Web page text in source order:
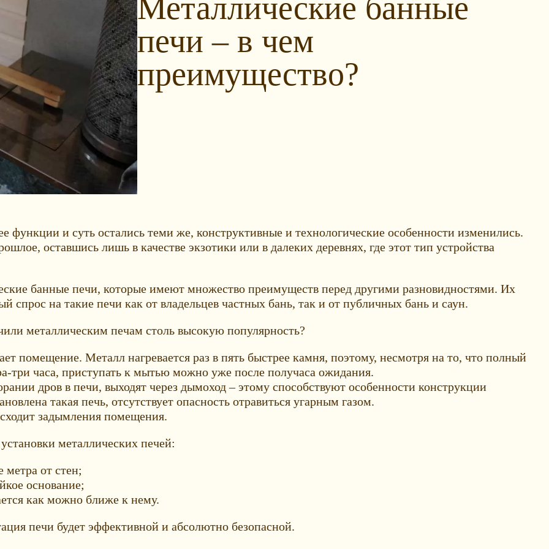
Металлические банные
печи – в чем
преимущество?
функции и суть остались теми же, конструктивные и технологические особенности изменились.
оставшись лишь в качестве экзотики или в далеких деревнях, где этот тип устройства
банные печи, которые имеют множество преимуществ перед другими разновидностями. Их
спрос на такие печи как от владельцев частных бань, так и от публичных бань и саун.
металлическим печам столь высокую популярность?
помещение. Металл нагревается раз в пять быстрее камня, поэтому, несмотря на то, что полный
три часа, приступать к мытью можно уже после получаса ожидания.
дров в печи, выходят через дымоход – этому способствуют особенности конструкции
такая печь, отсутствует опасность отравиться угарным газом.
задымления помещения.
металлических печей:
метра от стен;
основание;
как можно ближе к нему.
печи будет эффективной и абсолютно безопасной.